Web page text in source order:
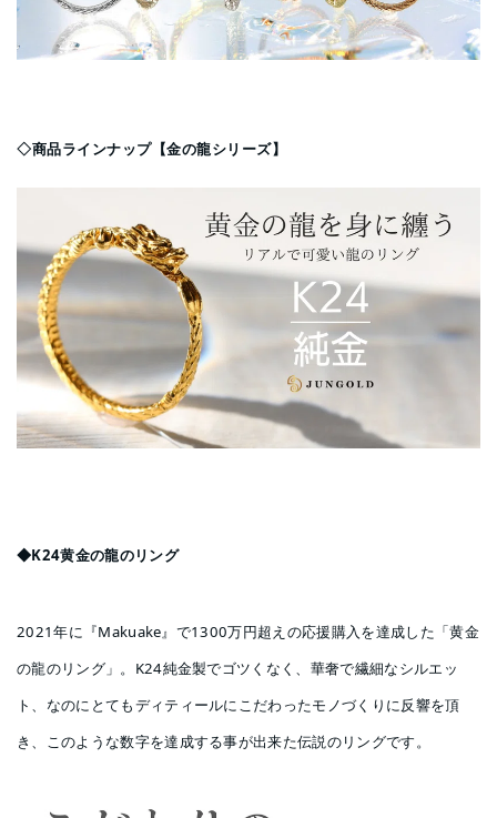
◇商品ラインナップ【金の龍シリーズ】
◆K24黄金の龍のリング
2021年に『Makuake』で1300万円超えの応援購入を達成した「黄金
の龍のリング」。K24純金製でゴツくなく、華奢で繊細なシルエッ
ト、なのにとてもディティールにこだわったモノづくりに反響を頂
き、このような数字を達成する事が出来た伝説のリングです。